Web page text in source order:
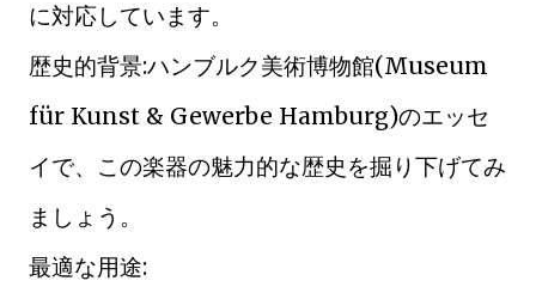
に対応しています。
歴史的背景:ハンブルク美術博物館(Museum
für Kunst & Gewerbe Hamburg)のエッセ
イで、この楽器の魅力的な歴史を掘り下げてみ
ましょう。
最適な用途: